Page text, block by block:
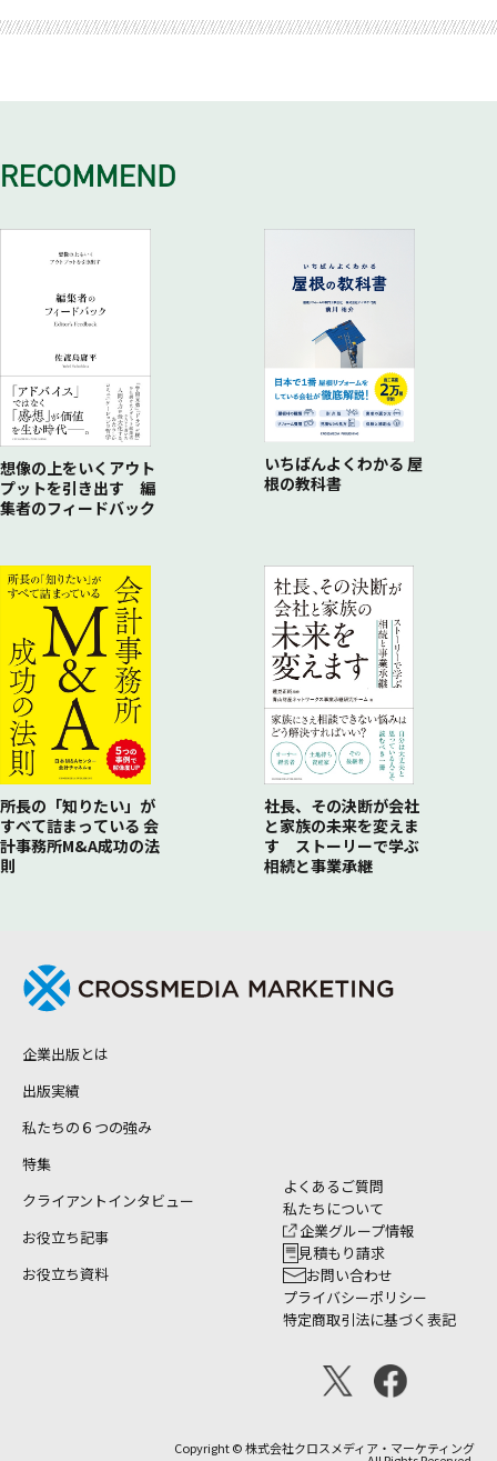
肢に残る方法
6 計画的？衝動的？売上アップの鍵は『計画購買と非計画購
を作る
3 人事で蓄積すべきデータの優先順位を教えてください
4 データドリブン人事データを活用した戦略的人材マネジメ
2 社員の成長を支援する 効果的な研修制度とキャリアパス
の設計
4 テクノロジーで社員の幸せを！ウェルビーイング経営のス
想像の上をいくアウト
プットを引き出す 編
集者のフィードバック
いちばんよくわかる 屋
根の教科書
所長の「知りたい」が
すべて詰まっている 会
計事務所M&A成功の法
則
社長、その決断が会社
と家族の未来を変えま
す ストーリーで学ぶ
相続と事業承継
企業出版とは
出版実績
私たちの６つの強み
特集
クライアントインタビュー
お役立ち記事
お役立ち資料
よくあるご質問
私たちについて
企業グループ情報
見積もり請求
お問い合わせ
プライバシーポリシー
特定商取引法に基づく表記
Copyright © 株式会社クロスメディア・マーケティング